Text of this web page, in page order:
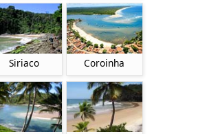
Siriaco Coroinha